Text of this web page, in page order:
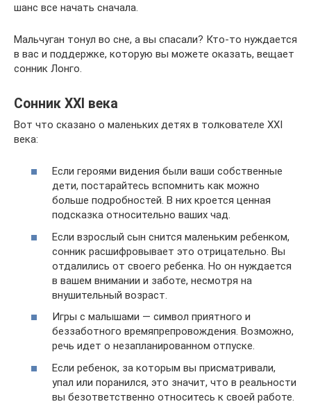
шанс все начать сначала.
Мальчуган тонул во сне, а вы спасали? Кто-то нуждается
в вас и поддержке, которую вы можете оказать, вещает
сонник Лонго.
Сонник XXI века
Вот что сказано о маленьких детях в толкователе XXI
века:
Если героями видения были ваши собственные
дети, постарайтесь вспомнить как можно
больше подробностей. В них кроется ценная
подсказка относительно ваших чад.
Если взрослый сын снится маленьким ребенком,
сонник расшифровывает это отрицательно. Вы
отдалились от своего ребенка. Но он нуждается
в вашем внимании и заботе, несмотря на
внушительный возраст.
Игры с малышами — символ приятного и
беззаботного времяпрепровождения. Возможно,
речь идет о незапланированном отпуске.
Если ребенок, за которым вы присматривали,
упал или поранился, это значит, что в реальности
вы безответственно относитесь к своей работе.